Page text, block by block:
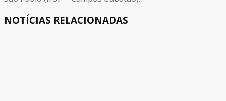
NOTÍCIAS RELACIONADAS